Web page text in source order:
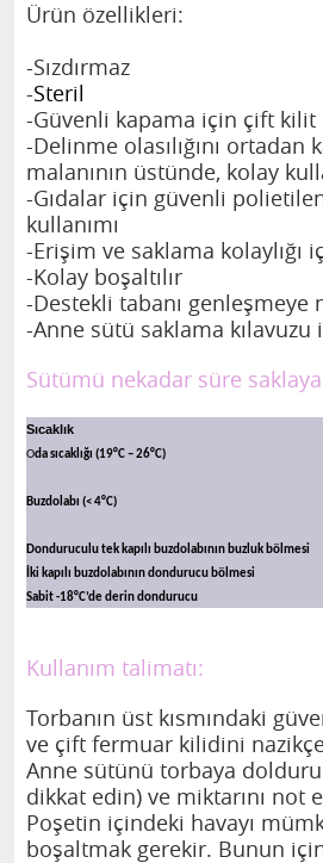
Ürün özellikleri:
-Sızdırmaz
-Steril
-Güvenli kapama için çift kilit
-Delinme olasılığını ortadan
malanının üstünde, kolay
-Gıdalar için güvenli
kullanımı
-Erişim ve saklama kolaylığı
-Kolay boşaltılır
-Destekli tabanı genleşmeye
-Anne sütü saklama kılavuzu
Sütümü nekadar süre
Sıcaklık
Oda sıcaklığı (19°C – 26°C)
Buzdolabı (< 4°C)
Donduruculu tek kapılı buzdolabının buzluk bölmesi
İki kapılı buzdolabının dondurucu bölmesi
Sabit -18°C’de derin dondurucu
Kullanım talimatı:
Torbanın üst kısmındaki
ve çift fermuar kilidini nazikçe
Anne sütünü torbaya
dikkat edin) ve miktarını not
Poşetin içindeki havayı
boşaltmak gerekir. Bunun